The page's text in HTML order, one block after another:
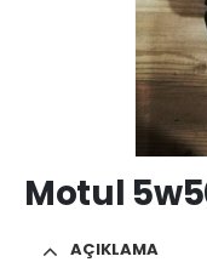
Motul
AÇIKLAMA